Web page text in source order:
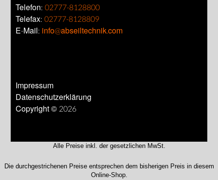
Telefon:02777-8128800
Telefax:02777-8128809
E-Mail: info@abseiltechnik.com
Impressum
Datenschutzerklärung
Copyright © 2026
Alle Preise inkl. der gesetzlichen MwSt.
Die durchgestrichenen Preise entsprechen dem bisherigen Preis in diesem
Online-Shop.